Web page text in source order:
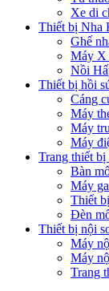
Xe di
Thiết bị Nha
Ghế
Máy X
Nồi
Thiết bị hồi
Cáng
Máy
Máy
Máy
Trang thiết
Bàn
Máy
Thiết
Đèn
Thiết bị nội
Máy
Máy
Trang